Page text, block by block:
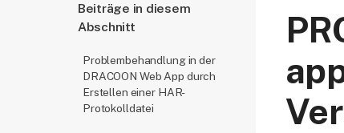
Beiträge in diesem
Abschnitt
Problembehandlung in der
DRACOON Web App durch
Erstellen einer HAR-
Protokolldatei